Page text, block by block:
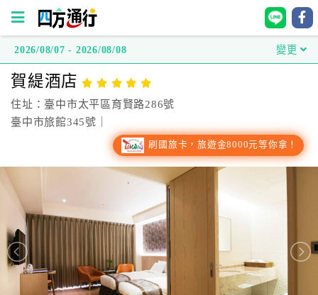
方
通
行
台
灣
訂
房
2026/08/07 - 2026/08/08 變更
賀緹酒店
住址：臺中市太平區育賢路286號
臺中市旅館345號｜
刷國旅卡，旅遊金8000元等你拿！